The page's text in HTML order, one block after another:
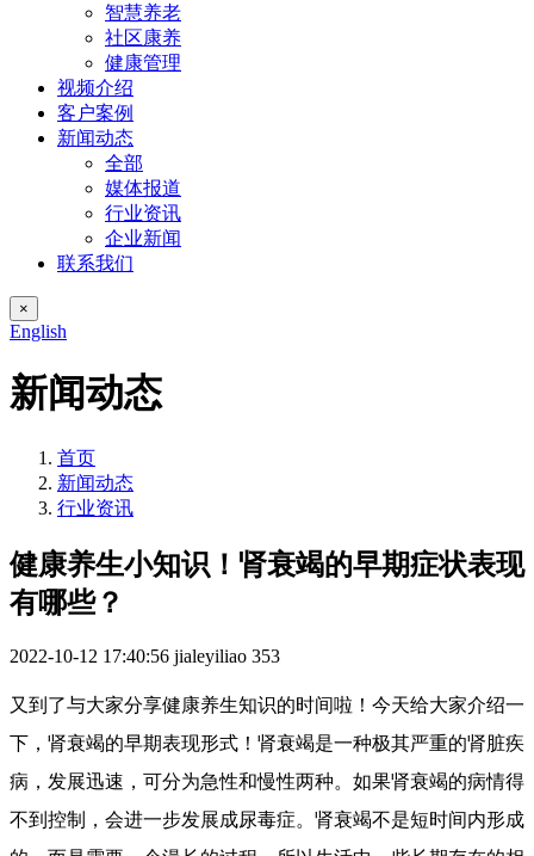
智慧养老
社区康养
健康管理
视频介绍
客户案例
新闻动态
全部
媒体报道
行业资讯
企业新闻
联系我们
×
English
新闻动态
首页
新闻动态
行业资讯
健康养生小知识！肾衰竭的早期症状表现
有哪些？
2022-10-12 17:40:56 jialeyiliao 353
又到了与大家分享健康养生知识的时间啦！今天给大家介绍一
下，肾衰竭的早期表现形式！肾衰竭是一种极其严重的肾脏疾
病，发展迅速，可分为急性和慢性两种。如果肾衰竭的病情得
不到控制，会进一步发展成尿毒症。肾衰竭不是短时间内形成